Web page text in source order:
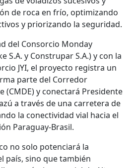
de roca en frío, optimizando
y priorizando la seguridad.
del Consorcio Monday
S.A. y Construpar S.A.) y con la
JYI, el proyecto registra un
parte del Corredor
(CMDE) y conectará Presidente
a través de una carretera de
la conectividad vial hacia el
Paraguay-Brasil.
no solo potenciará la
país, sino que también